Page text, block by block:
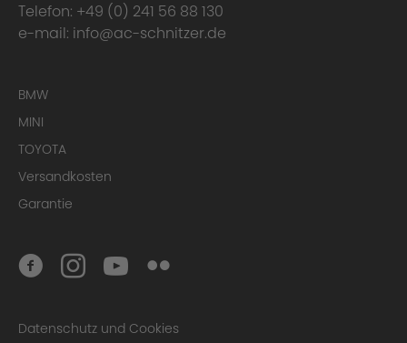
Telefon: +49 (0) 241 56 88 130
e-mail: info@ac-schnitzer.de
BMW
MINI
TOYOTA
Versandkosten
Garantie
Datenschutz und Cookies